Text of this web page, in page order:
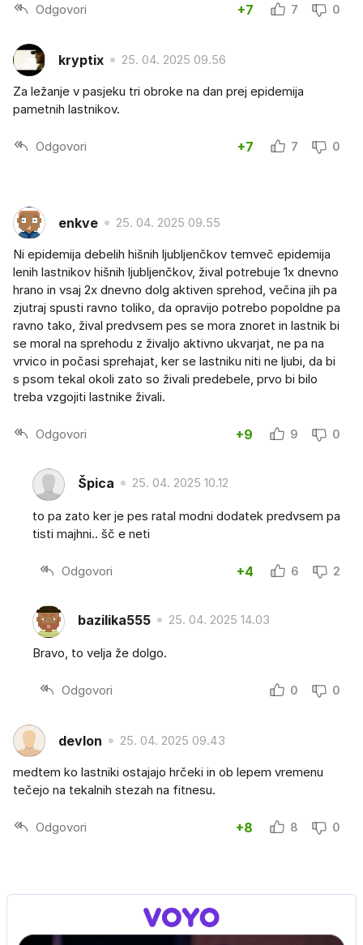
Odgovori +7 7 0
kryptix 25. 04. 2025 09.56
Za ležanje v pasjeku tri obroke na dan prej epidemija
pametnih lastnikov.
Odgovori +7 7 0
enkve 25. 04. 2025 09.55
Ni epidemija debelih hišnih ljubljenčkov temveč epidemija
lenih lastnikov hišnih ljubljenčkov, žival potrebuje 1x dnevno
hrano in vsaj 2x dnevno dolg aktiven sprehod, večina jih pa
zjutraj spusti ravno toliko, da opravijo potrebo popoldne pa
ravno tako, žival predvsem pes se mora znoret in lastnik bi
se moral na sprehodu z živaljo aktivno ukvarjat, ne pa na
vrvico in počasi sprehajat, ker se lastniku niti ne ljubi, da bi
s psom tekal okoli zato so živali predebele, prvo bi bilo
treba vzgojiti lastnike živali.
Odgovori +9 9 0
Špica 25. 04. 2025 10.12
to pa zato ker je pes ratal modni dodatek predvsem pa
tisti majhni.. šč e neti
Odgovori +4 6 2
bazilika555 25. 04. 2025 14.03
Bravo, to velja že dolgo.
Odgovori 0 0
devlon 25. 04. 2025 09.43
medtem ko lastniki ostajajo hrčeki in ob lepem vremenu
tečejo na tekalnih stezah na fitnesu.
Odgovori +8 8 0